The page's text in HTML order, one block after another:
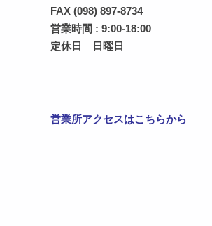
FAX (098) 897-8734
営業時間 : 9:00-18:00
定休日 日曜日
営業所アクセスはこちらから